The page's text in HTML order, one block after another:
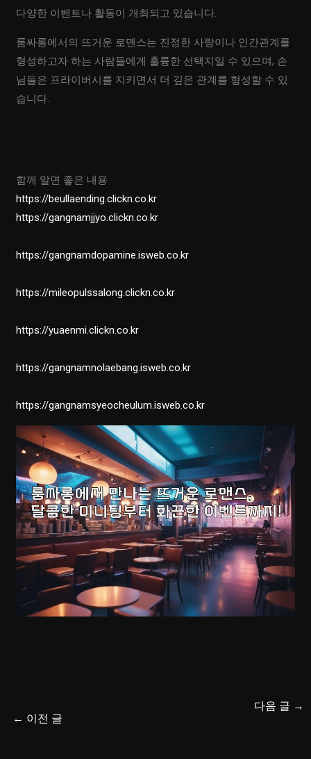
다양한 이벤트나 활동이 개최되고 있습니다.
룸싸롱에서의 뜨거운 로맨스는 진정한 사랑이나 인간관계를
형성하고자 하는 사람들에게 훌륭한 선택지일 수 있으며, 손
님들은 프라이버시를 지키면서 더 깊은 관계를 형성할 수 있
습니다.
함께 알면 좋은 내용
https://beullaending.clickn.co.kr
https://gangnamjjyo.clickn.co.kr
https://gangnamdopamine.isweb.co.kr
https://mileopulssalong.clickn.co.kr
https://yuaenmi.clickn.co.kr
https://gangnamnolaebang.isweb.co.kr
https://gangnamsyeocheulum.isweb.co.kr
← 이전 글
다음 글 →